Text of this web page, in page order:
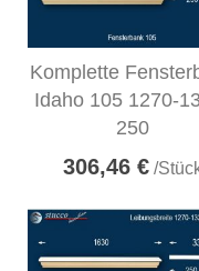
Komplette
Idaho 105 1270-
250
306,46 €/